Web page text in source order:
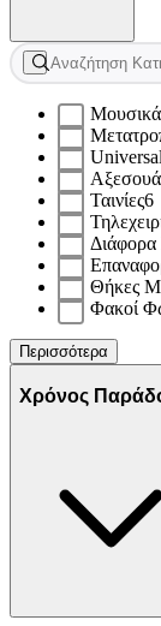
Μουσικά
Ταινίες6
Θήκες
Φακοί
Περισσότερα
Χρόνος